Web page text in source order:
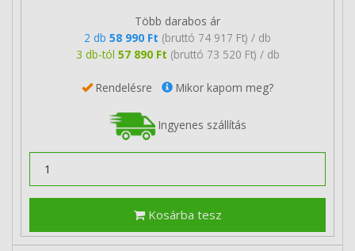
Több darabos ár
2 db 58 990 Ft (bruttó 74 917 Ft) / db
3 db-tól 57 890 Ft (bruttó 73 520 Ft) / db
Rendelésre Mikor kapom meg?
Ingyenes szállítás
Kosárba tesz